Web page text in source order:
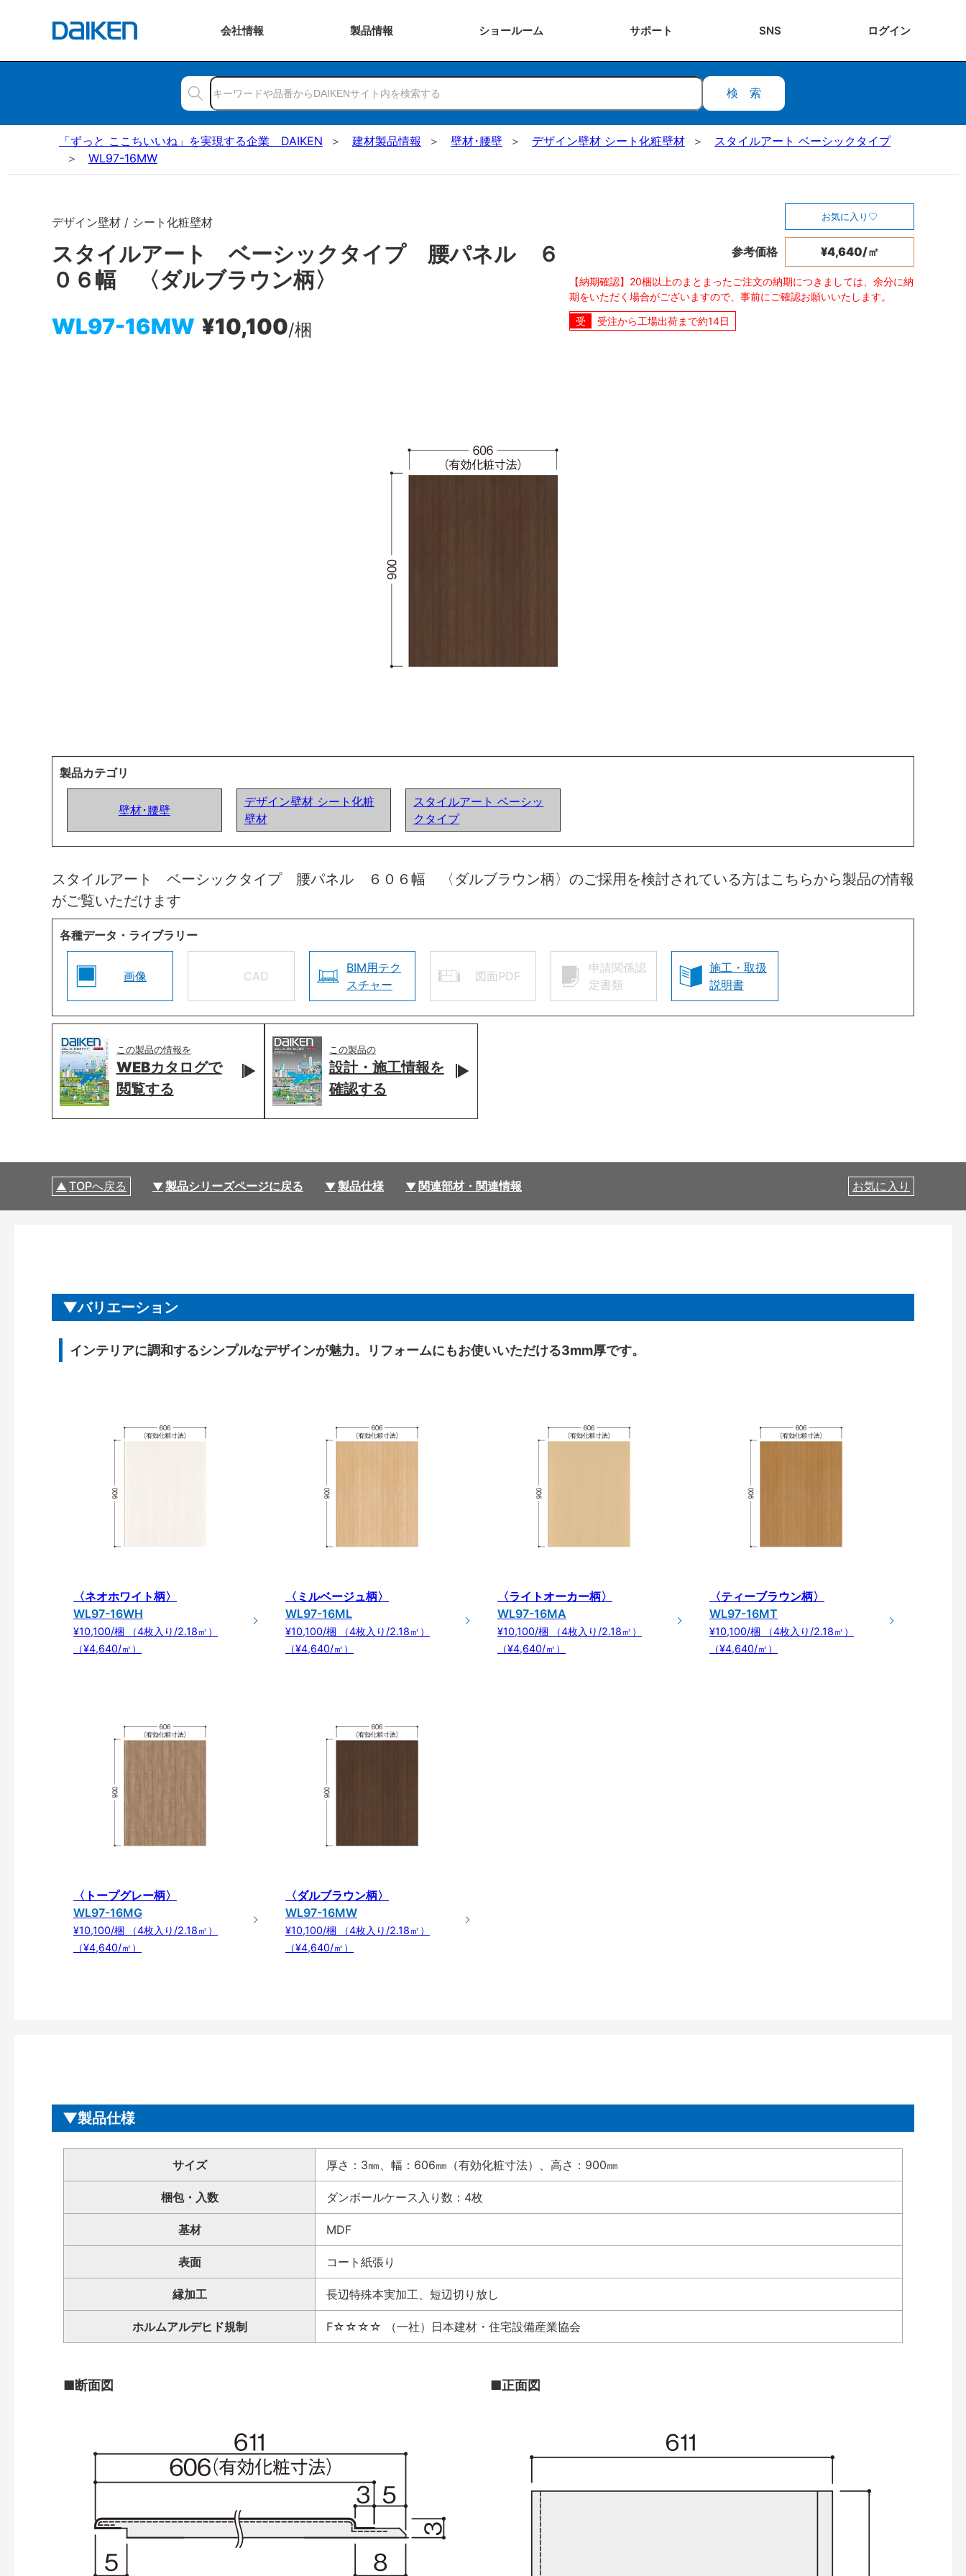
会社情報 製品情報 ショールーム サポート SNS ログイン
検索
「ずっと ここちいいね」を実現する企業 DAIKEN 建材製品情報 壁材･腰壁 デザイン壁材 シート化粧壁材
スタイルアート ベーシックタイプ
WL97-16MW
デザイン壁材 / シート化粧壁材
スタイルアート ベーシックタイプ 腰パネル ６
０６幅 〈ダルブラウン柄〉
WL97-16MW ¥10,100/梱
お気に入り
参考価格 ¥4,640/㎡
【納期確認】20梱以上のまとまったご注文の納期につきましては、余分に納
期をいただく場合がございますので、事前にご確認お願いいたします。
受注から工場出荷まで約14日
製品カテゴリ
壁材･腰壁
デザイン壁材 シート化粧
壁材
スタイルアート ベーシッ
クタイプ
スタイルアート ベーシックタイプ 腰パネル ６０６幅 〈ダルブラウン柄〉のご採用を検討されている方はこちらから製品の情報
がご覧いただけます
各種データ・ライブラリー
画像 CAD
BIM用テク
スチャー
図面PDF
申請関係認
定書類
施工・取扱
説明書
この製品の情報を
WEBカタログで
閲覧する
この製品の
設計・施工情報を
確認する
TOPへ戻る 製品シリーズページに戻る 製品仕様 関連部材・関連情報 お気に入り
バリエーション
インテリアに調和するシンプルなデザインが魅力。リフォームにもお使いいただける3mm厚です。
〈ネオホワイト柄〉
WL97-16WH
¥10,100/梱 （4枚入り/2.18㎡）
（¥4,640/㎡）
〈ミルベージュ柄〉
WL97-16ML
¥10,100/梱 （4枚入り/2.18㎡）
（¥4,640/㎡）
〈ライトオーカー柄〉
WL97-16MA
¥10,100/梱 （4枚入り/2.18㎡）
（¥4,640/㎡）
〈ティーブラウン柄〉
WL97-16MT
¥10,100/梱 （4枚入り/2.18㎡）
（¥4,640/㎡）
〈トープグレー柄〉
WL97-16MG
¥10,100/梱 （4枚入り/2.18㎡）
（¥4,640/㎡）
〈ダルブラウン柄〉
WL97-16MW
¥10,100/梱 （4枚入り/2.18㎡）
（¥4,640/㎡）
製品仕様
サイズ 厚さ：3㎜、幅：606㎜（有効化粧寸法）、高さ：900㎜
梱包・入数 ダンボールケース入り数：4枚
基材 MDF
表面 コート紙張り
縁加工 長辺特殊本実加工、短辺切り放し
ホルムアルデヒド規制 F☆☆☆☆ （一社）日本建材・住宅設備産業協会
■断面図 ■正面図